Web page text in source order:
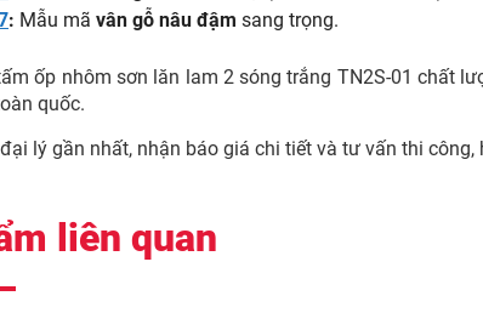
: Mẫu mã vân gỗ nâu đậm sang trọng.
ốp nhôm sơn lăn lam 2 sóng trắng TN2S-01 chất
quốc.
lý gần nhất, nhận báo giá chi tiết và tư vấn thi
liên quan